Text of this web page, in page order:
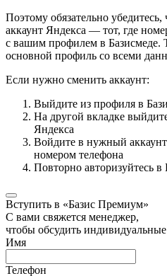
Поэтому обязательно
аккаунт Яндекса — тот, где
с вашим профилем в Базисмеде.
основной профиль со всеми
Если нужно сменить аккаунт:
Выйдите из профиля в
На другой вкладке
Яндекса
Войдите в нужный
номером телефона
Повторно авторизуйтесь в
Вступить в «Базис Премиум»
С вами свяжется менеджер,
чтобы обсудить
Имя
Телефон